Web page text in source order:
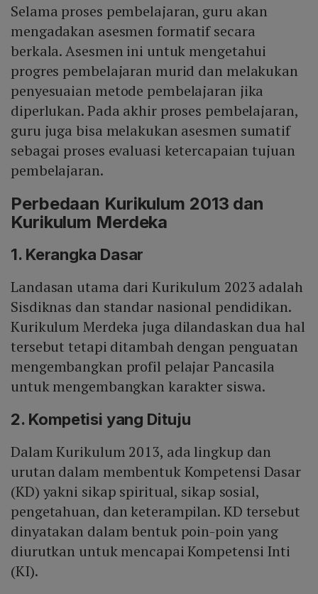
Selama proses pembelajaran, guru akan
mengadakan asesmen formatif secara
berkala. Asesmen ini untuk mengetahui
progres pembelajaran murid dan melakukan
penyesuaian metode pembelajaran jika
diperlukan. Pada akhir proses pembelajaran,
guru juga bisa melakukan asesmen sumatif
sebagai ​​proses evaluasi ketercapaian tujuan
pembelajaran.
Perbedaan Kurikulum 2013 dan
Kurikulum Merdeka
1. Kerangka Dasar
Landasan utama dari Kurikulum 2023 adalah
Sisdiknas dan standar nasional pendidikan.
Kurikulum Merdeka juga dilandaskan dua hal
tersebut tetapi ditambah dengan penguatan
mengembangkan profil pelajar Pancasila
untuk mengembangkan karakter siswa.
2. Kompetisi yang Dituju
Dalam Kurikulum 2013, ada lingkup dan
urutan dalam membentuk Kompetensi Dasar
(KD) yakni sikap spiritual, sikap sosial,
pengetahuan, dan keterampilan. KD tersebut
dinyatakan dalam bentuk poin-poin yang
diurutkan untuk mencapai Kompetensi Inti
(KI).